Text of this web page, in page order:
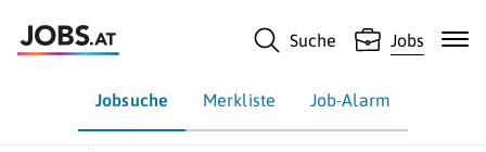
Suche Jobs
Jobsuche Merkliste Job-Alarm